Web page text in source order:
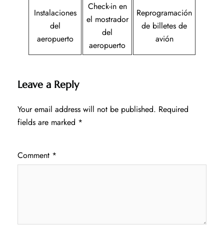
Instalaciones
del
aeropuerto
Check-in en
el mostrador
del
aeropuerto
Reprogramación
de billetes de
avión
Leave a Reply
Your email address will not be published. Required
fields are marked *
Comment *